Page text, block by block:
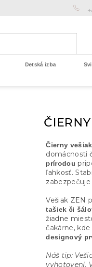
Detská izba
Čierny
domácnosti
prírodou
ľahkosť.
Vešiak ZEN
tašiek či
žiadne
čakárne,
designový
Náš tip:
vyhotovení.